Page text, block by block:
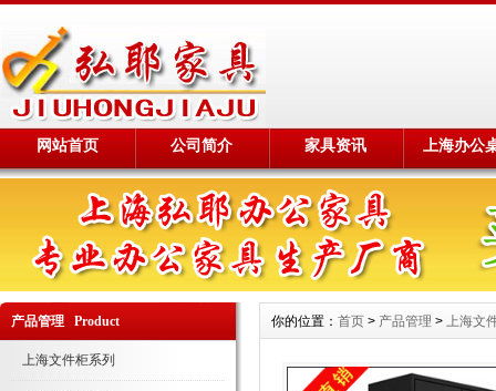
网站首页 公司简介 家具资讯 上海办公
产品管理 Product
上海文件柜系列
你的位置： 首页 > 产品管理 > 上海文